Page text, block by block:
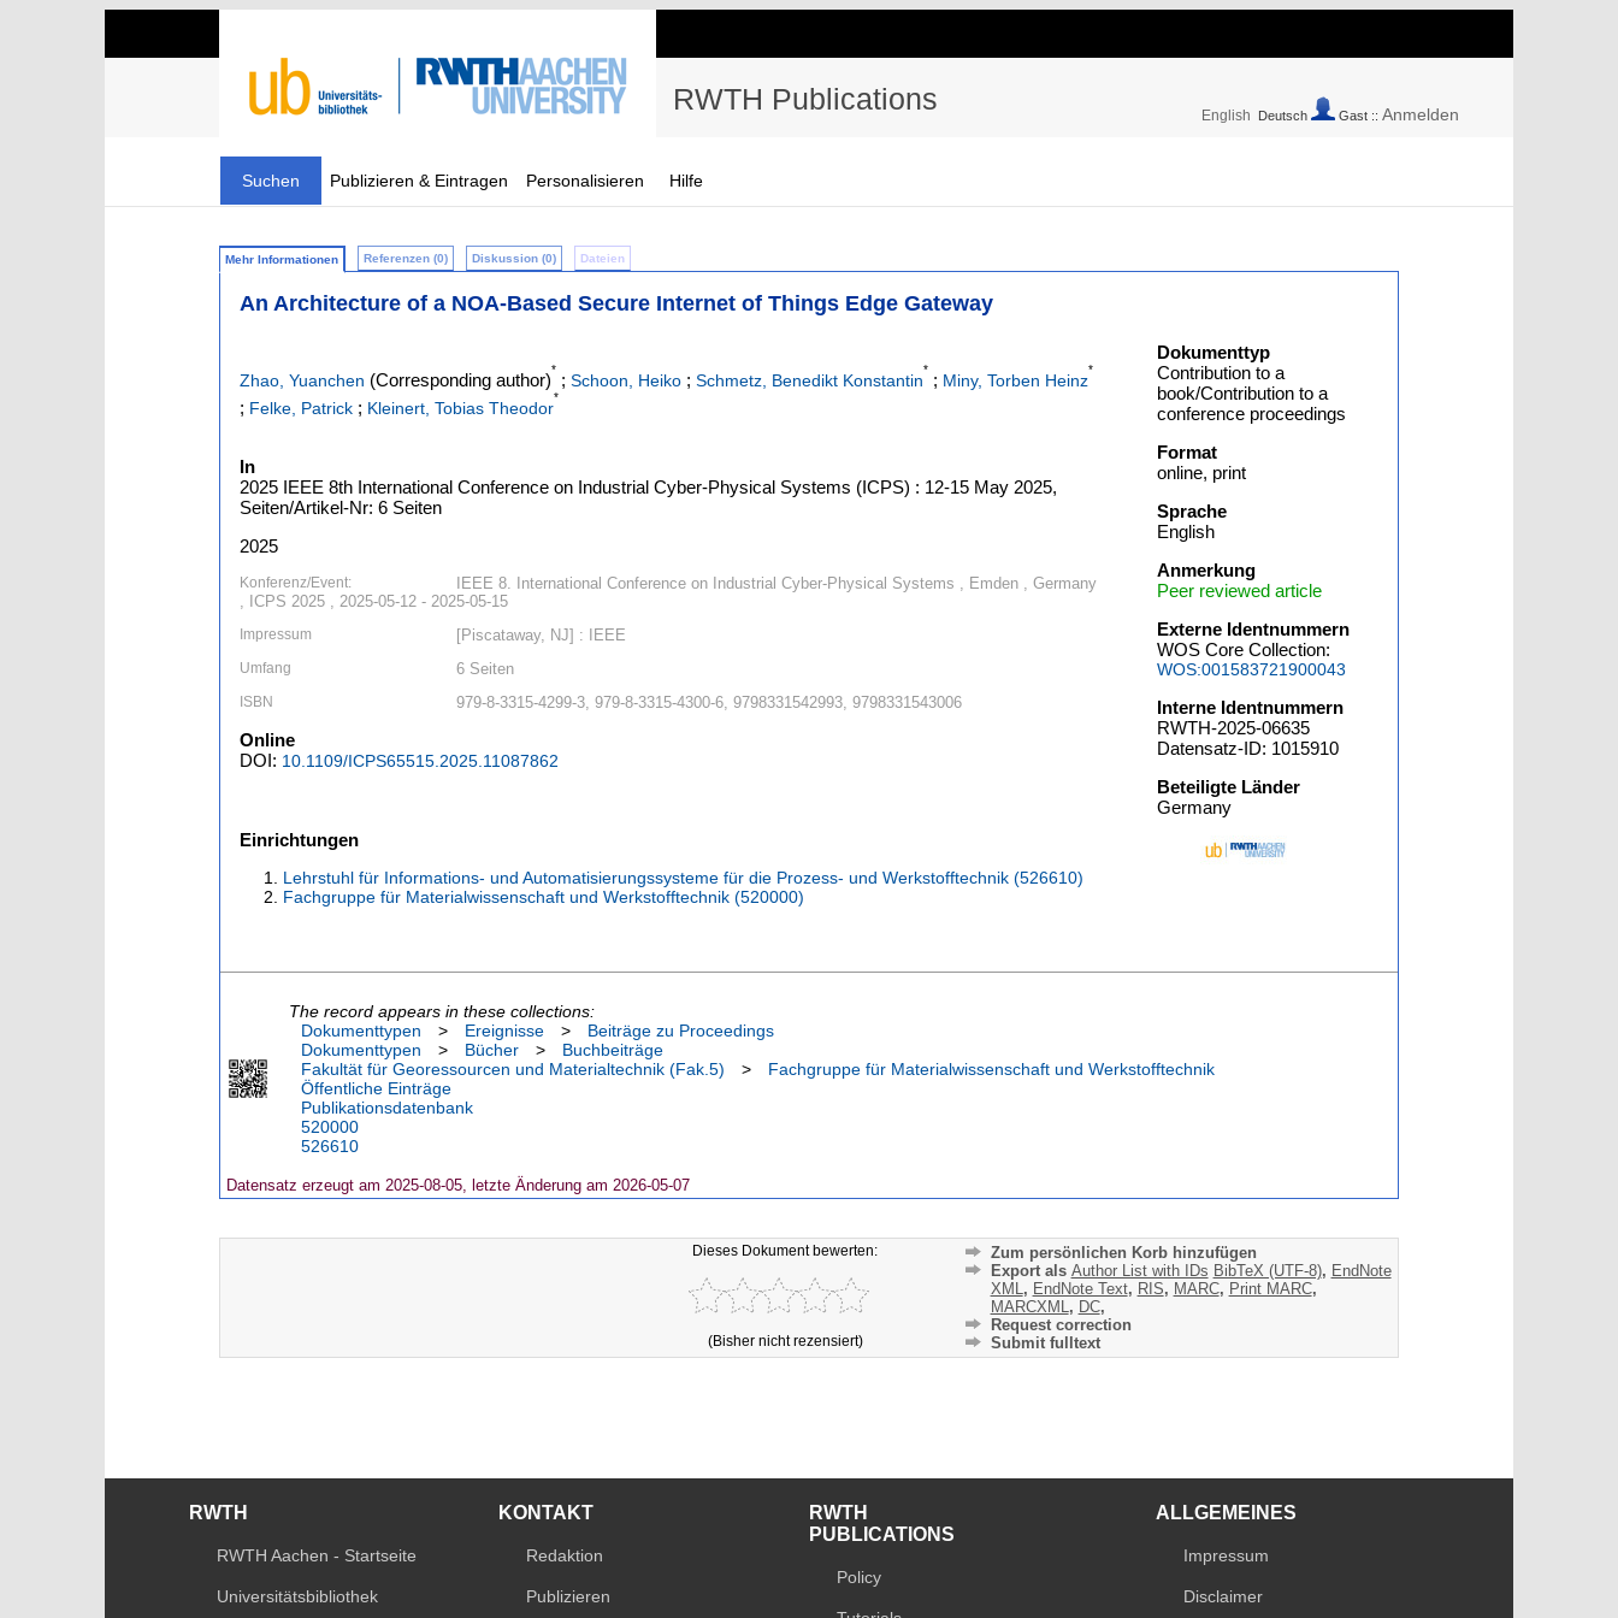
RWTH Publications English Deutsch Gast :: Anmelden
Suchen Publizieren & Eintragen Personalisieren Hilfe
Mehr Informationen Referenzen (0) Diskussion (0) Dateien
An Architecture of a NOA-Based Secure Internet of Things Edge Gateway
Zhao, Yuanchen (Corresponding author)
*
; Schoon, Heiko ; Schmetz, Benedikt Konstantin
*
; Miny, Torben Heinz
*
; Felke, Patrick ; Kleinert, Tobias Theodor
*
In
2025 IEEE 8th International Conference on Industrial Cyber-Physical Systems (ICPS) : 12-15 May 2025,
Seiten/Artikel-Nr: 6 Seiten
2025
Konferenz/Event:
IEEE 8. International Conference on Industrial Cyber-Physical Systems , Emden , Germany
, ICPS 2025 , 2025-05-12 - 2025-05-15
Impressum [Piscataway, NJ] : IEEE
Umfang 6 Seiten
ISBN 979-8-3315-4299-3, 979-8-3315-4300-6, 9798331542993, 9798331543006
Online
DOI: 10.1109/ICPS65515.2025.11087862
Einrichtungen
Lehrstuhl für Informations- und Automatisierungssysteme für die Prozess- und Werkstofftechnik (526610)
Fachgruppe für Materialwissenschaft und Werkstofftechnik (520000)
Dokumenttyp
Contribution to a
book/Contribution to a
conference proceedings
Format
online, print
Sprache
English
Anmerkung
Peer reviewed article
Externe Identnummern
WOS Core Collection:
WOS:001583721900043
Interne Identnummern
RWTH-2025-06635
Datensatz-ID: 1015910
Beteiligte Länder
Germany
The record appears in these collections:
Dokumenttypen
> Ereignisse >
Beiträge zu Proceedings
Dokumenttypen
> Bücher >
Buchbeiträge
Fakultät für Georessourcen und Materialtechnik (Fak.5)
>
Fachgruppe für Materialwissenschaft und Werkstofftechnik
Öffentliche Einträge
Publikationsdatenbank
520000
526610
Datensatz erzeugt am 2025-08-05, letzte Änderung am 2026-05-07
Dieses Dokument bewerten:
(Bisher nicht rezensiert)
Zum persönlichen Korb hinzufügen
Export als Author List with IDs BibTeX (UTF-8), EndNote
XML , EndNote Text, RIS, MARC, Print MARC,
MARCXML , DC,
Request correction
Submit fulltext
RWTH
RWTH Aachen - Startseite
Universitätsbibliothek
KONTAKT
Redaktion
Publizieren
RWTH
PUBLICATIONS
Policy
ALLGEMEINES
Impressum
Disclaimer